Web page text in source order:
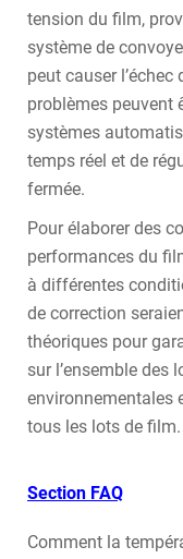
tension du film,
système de
peut causer
problèmes peuvent
systèmes
temps réel et de
fermée.
Pour élaborer des
performances du
à différentes
de correction
théoriques pour
sur l’ensemble des
environnementales
tous les lots de film.
Section FAQ
Comment la